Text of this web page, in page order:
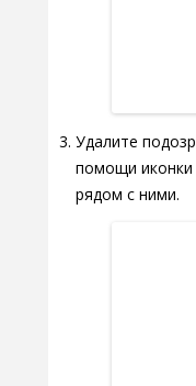
Удалите
помощи
рядом с ними.